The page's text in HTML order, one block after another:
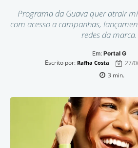
Programa da Guava quer atrair
com acesso a campanhas,
redes da marca.
Em: Portal G
Escrito por: Rafha Costa
27/
3 min.